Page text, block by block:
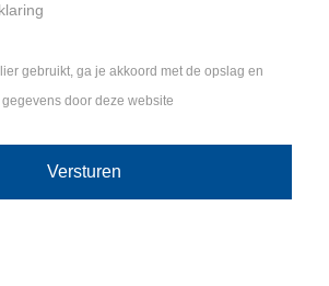
gebruikt, ga je akkoord met de opslag en
door deze website